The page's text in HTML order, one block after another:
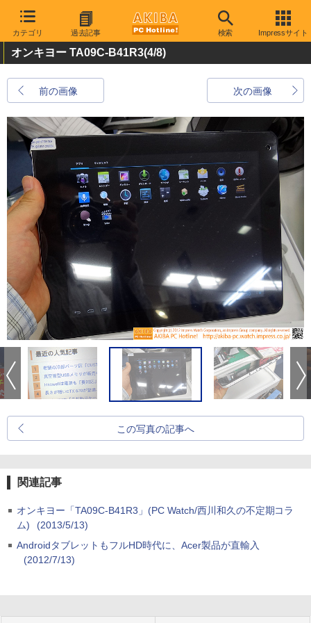
カテゴリ 過去記事 検索 Impressサイト
オンキヨー TA09C-B41R3(4/8)
前の画像 次の画像
この写真の記事へ
関連記事
オンキヨー「TA09C-B41R3」(PC Watch/西川和久の不定期コラ
ム)
(2013/5/13)
AndroidタブレットもフルHD時代に、Acer製品が直輸入
(2012/7/13)